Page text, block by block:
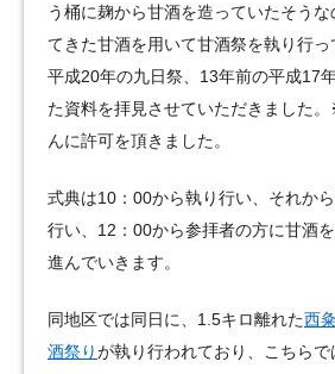
う桶に麹から甘酒を造っていたそう
てきた甘酒を用いて甘酒祭を執り行
平成20年の九日祭、13年前の平成17
た資料を拝見させていただきました
んに許可を頂きました。
式典は10：00から執り行い、それか
行い、12：00から参拝者の方に甘酒
進んでいきます。
同地区では同日に、1.5キロ離れた西
酒祭りが執り行われており、こちら